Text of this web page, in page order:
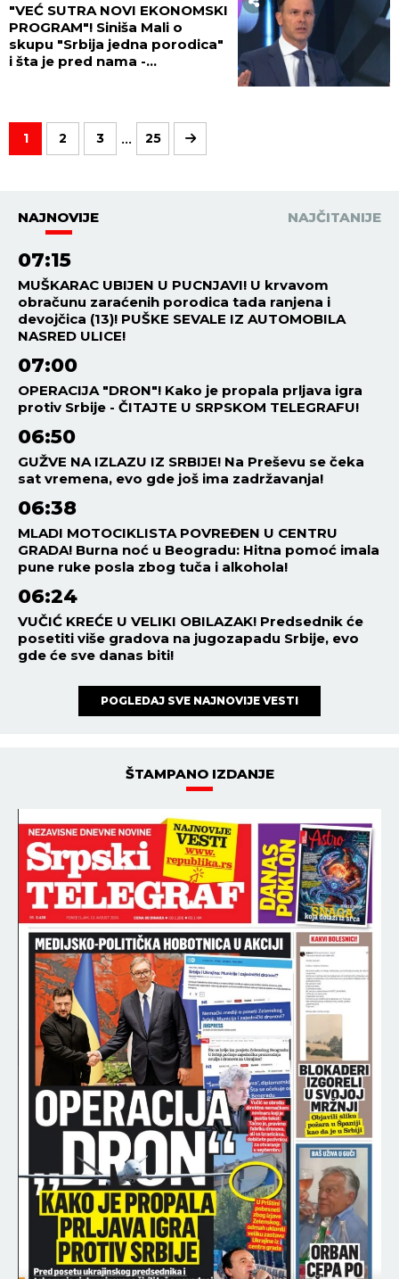
"VEĆ SUTRA NOVI EKONOMSKI
PROGRAM"! Siniša Mali o
skupu "Srbija jedna porodica"
i šta je pred nama -
1 2 3 ... 25
NAJNOVIJE NAJČITANIJE
07:15
MUŠKARAC UBIJEN U PUCNJAVI! U krvavom
obračunu zaraćenih porodica tada ranjena i
devojčica (13)! PUŠKE SEVALE IZ AUTOMOBILA
NASRED ULICE!
07:00
OPERACIJA "DRON"! Kako je propala prljava igra
protiv Srbije - ČITAJTE U SRPSKOM TELEGRAFU!
06:50
GUŽVE NA IZLAZU IZ SRBIJE! Na Preševu se čeka
sat vremena, evo gde još ima zadržavanja!
06:38
MLADI MOTOCIKLISTA POVREĐEN U CENTRU
GRADA! Burna noć u Beogradu: Hitna pomoć imala
pune ruke posla zbog tuča i alkohola!
06:24
VUČIĆ KREĆE U VELIKI OBILAZAK! Predsednik će
posetiti više gradova na jugozapadu Srbije, evo
gde će sve danas biti!
POGLEDAJ SVE NAJNOVIJE VESTI
ŠTAMPANO IZDANJE